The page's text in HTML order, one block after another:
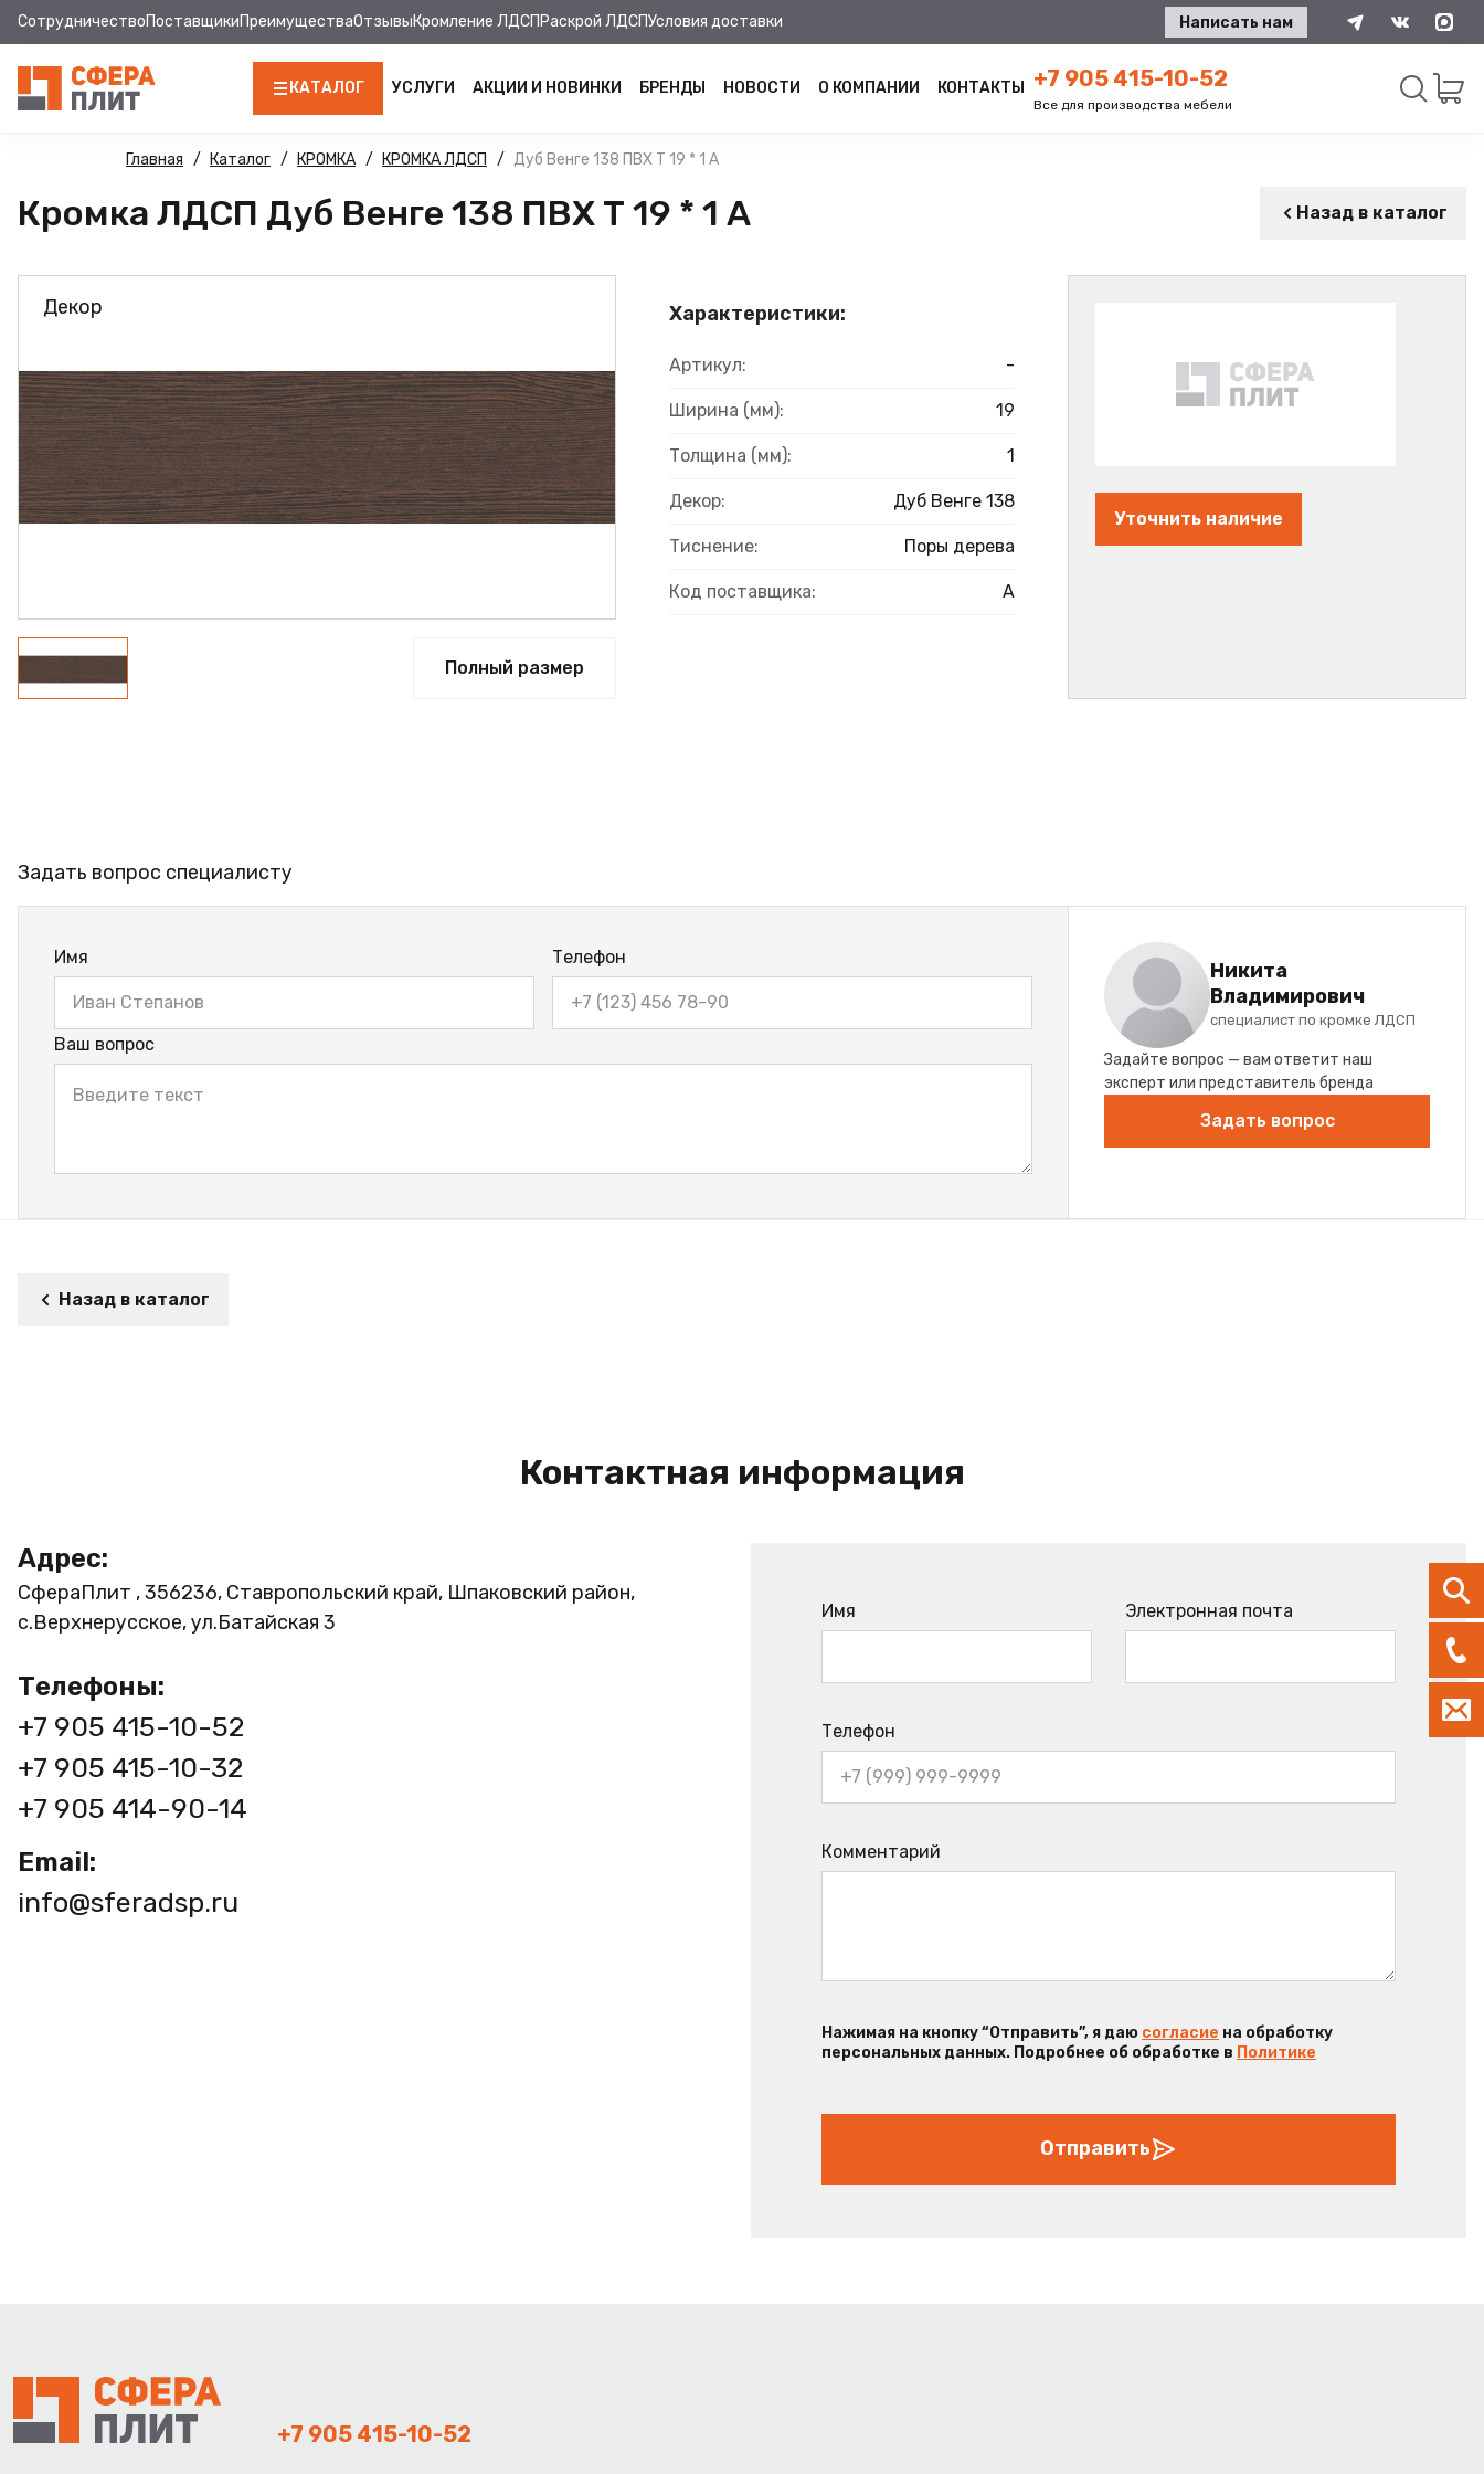
СотрудничествоПоставщикиПреимуществаОтзывыКромление ЛДСП Раскрой ЛДСПУсловия доставки Написать нам
КАТАЛОГ
ЛДСП
КРОМКА
ХДФ
ДВПО
ФАНЕРА
УСЛУГИ АКЦИИ И НОВИНКИ БРЕНДЫ НОВОСТИ О КОМПАНИИ КОНТАКТЫ +7 905 415-10-52
Все для производства мебели
Главная Каталог КРОМКА КРОМКА ЛДСП Дуб Венге 138 ПВХ Т 19 * 1 А
Кромка ЛДСП Дуб Венге 138 ПВХ Т 19 * 1 А Назад в каталог
Декор
Полный размер
Характеристики:
Артикул: -
Ширина (мм): 19
Толщина (мм): 1
Декор: Дуб Венге 138
Тиснение: Поры дерева
Код поставщика: А
Уточнить наличие
Задать вопрос специалисту
Имя Телефон
Ваш вопрос
Никита
Владимирович
специалист по кромке ЛДСП
Задайте вопрос — вам ответит наш
эксперт или представитель бренда
Задать вопрос
Назад в каталог
Контактная информация
Адрес:
СфераПлит , 356236, Ставропольский край, Шпаковский район,
с.Верхнерусское, ул.Батайская 3
Телефоны:
+7 905 415-10-52
+7 905 415-10-32
+7 905 414-90-14
Email:
info@sferadsp.ru
Имя Электронная почта
Телефон
Комментарий
Нажимая на кнопку “Отправить”, я даю согласие на обработку
персональных данных. Подробнее об обработке в Политике
Отправить
+7 905 415-10-52